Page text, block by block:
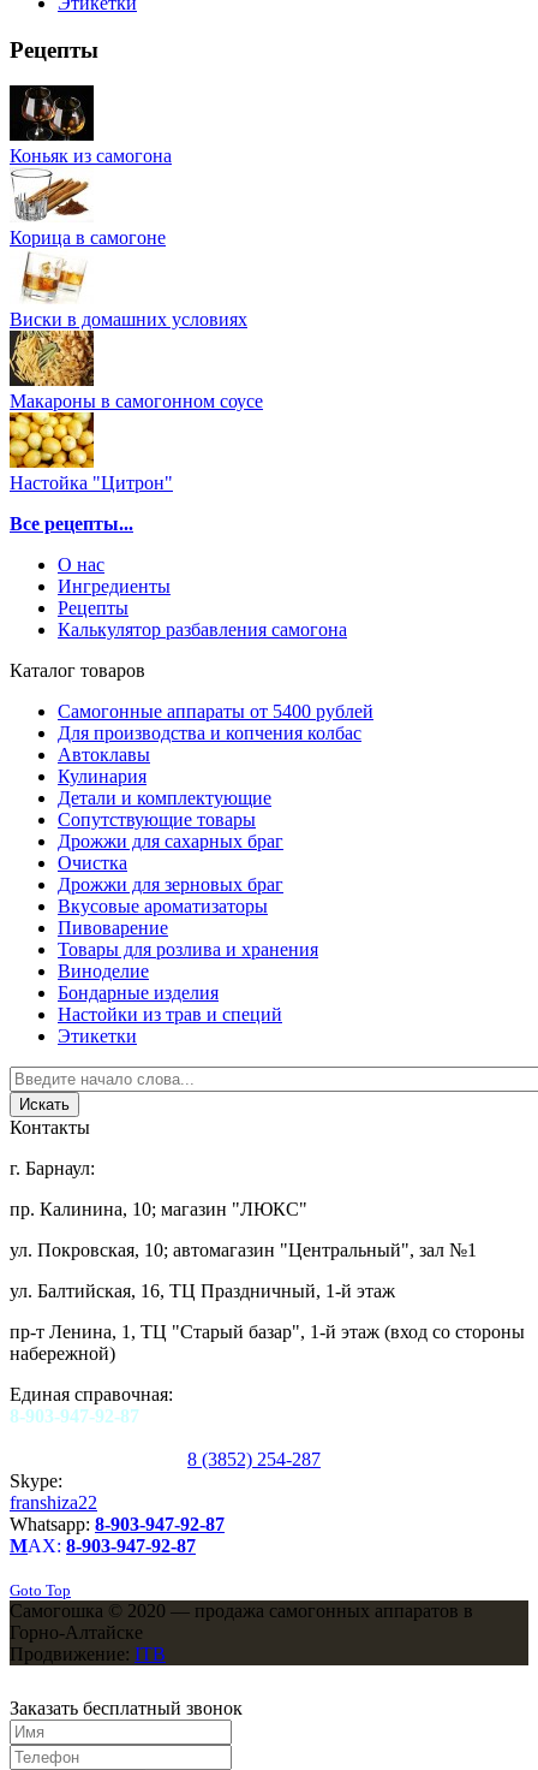
Рецепты
Коньяк из самогона
Корица в самогоне
Виски в домашних условиях
Макароны в самогонном соусе
Настойка "Цитрон"
Все рецепты...
О нас
Ингредиенты
Рецепты
Калькулятор разбавления самогона
Каталог товаров
Самогонные аппараты от 5400 рублей
Для производства и копчения колбас
Автоклавы
Кулинария
Детали и комплектующие
Сопутствующие товары
Дрожжи для сахарных браг
Очистка
Дрожжи для зерновых браг
Вкусовые ароматизаторы
Пивоварение
Товары для розлива и хранения
Виноделие
Бондарные изделия
Настойки из трав и специй
Этикетки
Контакты
г. Барнаул:
пр. Калинина, 10; магазин "ЛЮКС"
ул. Покровская, 10; автомагазин "Центральный", зал №1
ул. Балтийская, 16, ТЦ Праздничный, 1-й этаж
пр-т Ленина, 1, ТЦ "Старый базар", 1-й этаж (вход со стороны
набережной)
Единая справочная:
8-903-947-92-87
8 (3852) 254-287
Skype:
franshiza22
Whatsapp: 8-903-947-92-87
MAX: 8-903-947-92-87
Goto Top
Самогошка © 2020 — продажа самогонных аппаратов в
Горно-Алтайске
Продвижение: ITB
Заказать бесплатный звонок